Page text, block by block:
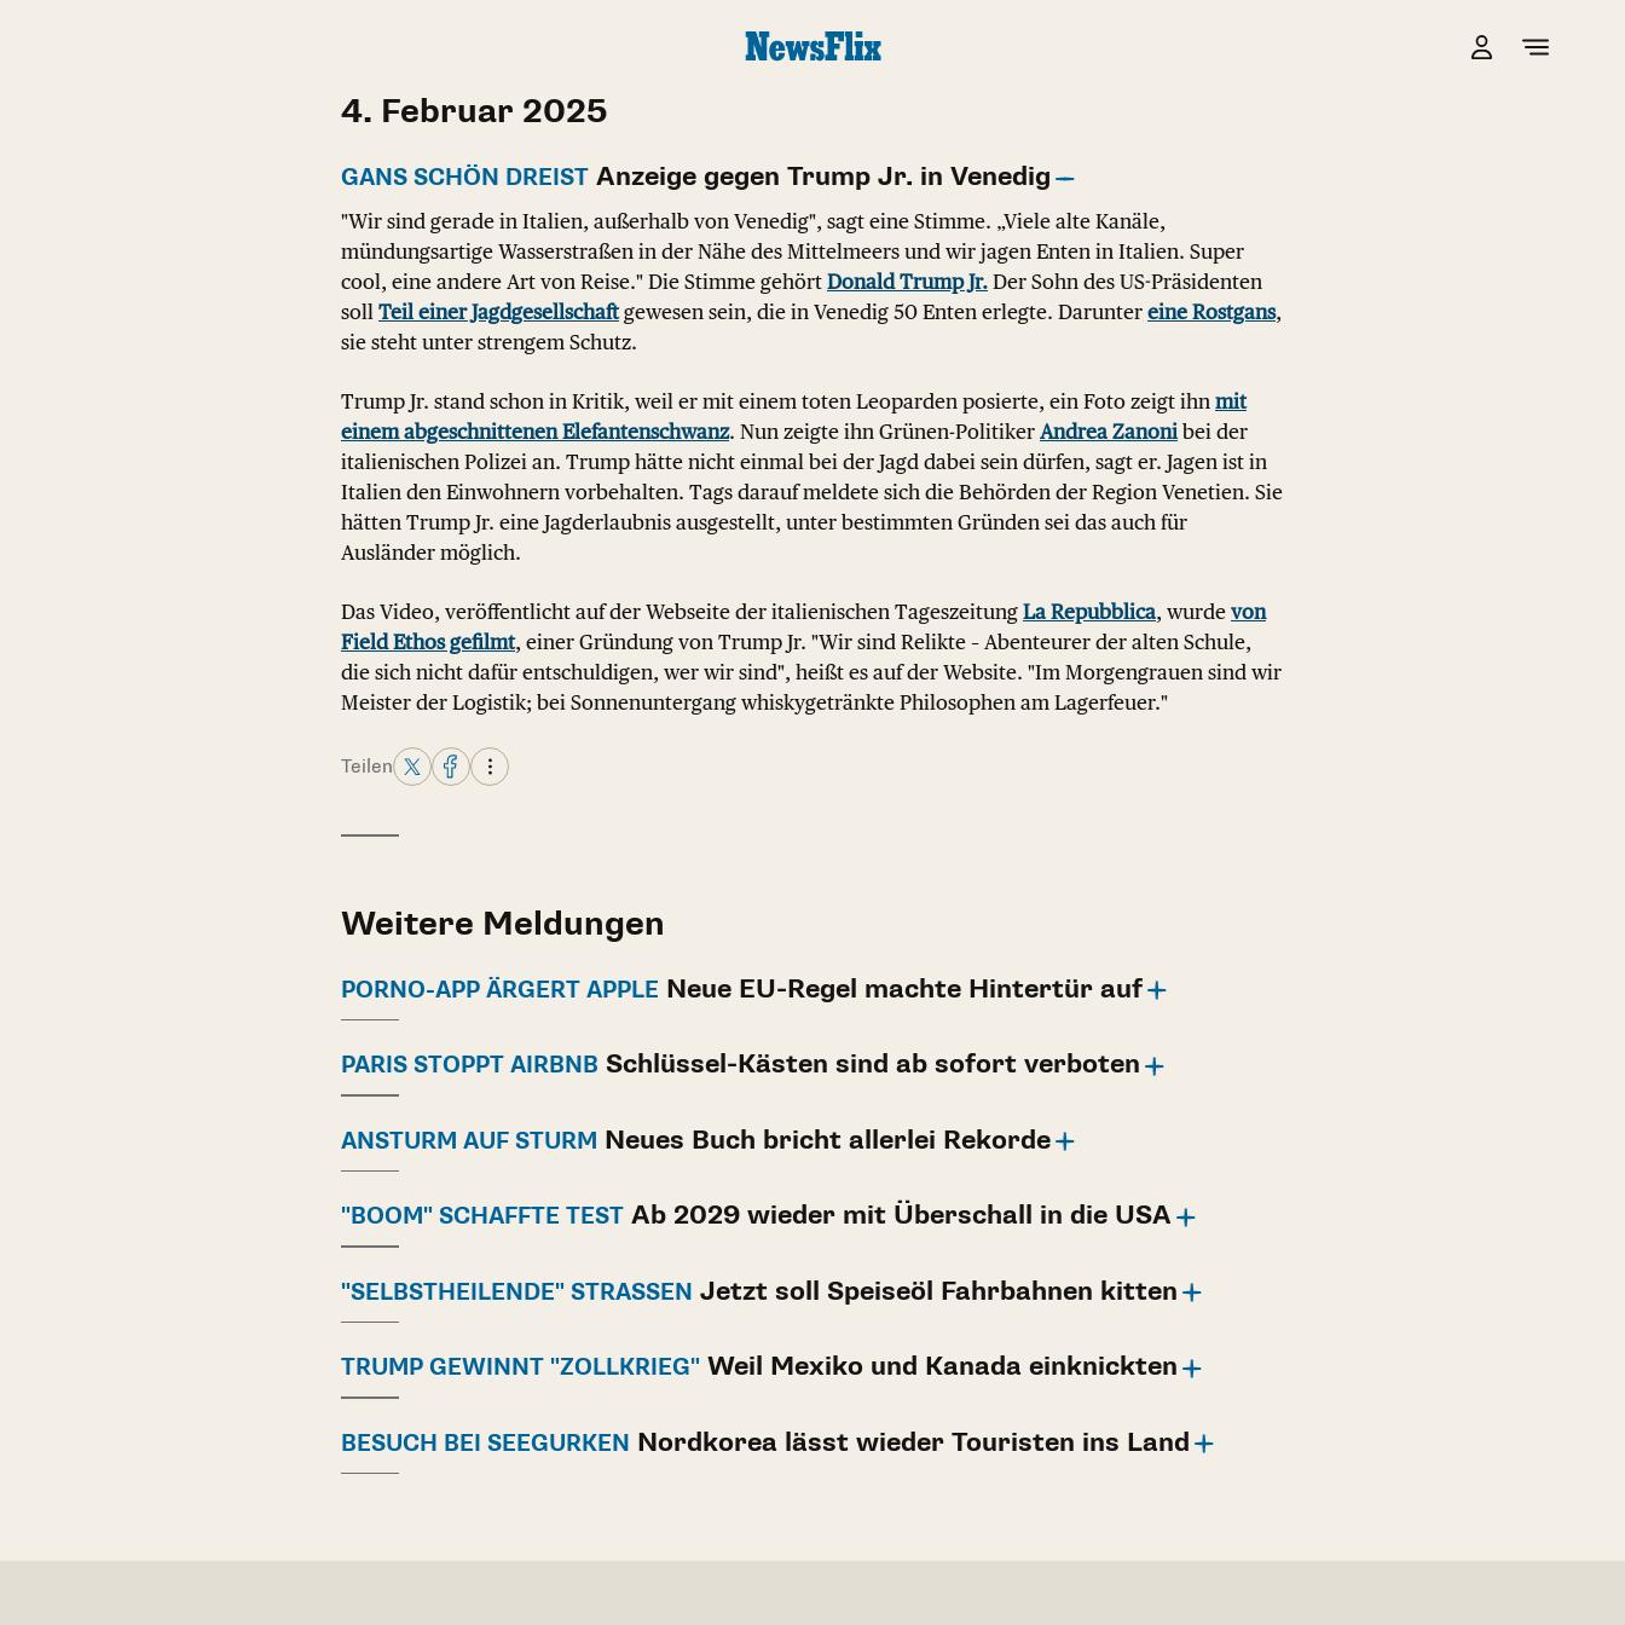
4. Februar 2025
GANS SCHÖN DREIST Anzeige gegen Trump Jr. in Venedig
"Wir sind gerade in Italien, außerhalb von Venedig", sagt eine Stimme. „Viele alte Kanäle,
mündungsartige Wasserstraßen in der Nähe des Mittelmeers und wir jagen Enten in Italien. Super
cool, eine andere Art von Reise." Die Stimme gehört Donald Trump Jr. Der Sohn des US-Präsidenten
soll Teil einer Jagdgesellschaftgewesen sein, die in Venedig 50 Enten erlegte. Darunter eine Rostgans,
sie steht unter strengem Schutz.
Trump Jr. stand schon in Kritik, weil er mit einem toten Leoparden posierte, ein Foto zeigt ihn mit
einem abgeschnittenen Elefantenschwanz. Nun zeigte ihn Grünen-Politiker Andrea Zanonibei der
italienischen Polizei an. Trump hätte nicht einmal bei der Jagd dabei sein dürfen, sagt er. Jagen ist in
Italien den Einwohnern vorbehalten. Tags darauf meldete sich die Behörden der Region Venetien. Sie
hätten Trump Jr. eine Jagderlaubnis ausgestellt, unter bestimmten Gründen sei das auch für
Ausländer möglich.
Das Video, veröffentlicht auf der Webseite der italienischen Tageszeitung La Repubblica, wurde von
Field Ethos gefilmt, einer Gründung von Trump Jr. "Wir sind Relikte – Abenteurer der alten Schule,
die sich nicht dafür entschuldigen, wer wir sind", heißt es auf der Website. "Im Morgengrauen sind wir
Meister der Logistik; bei Sonnenuntergang whiskygetränkte Philosophen am Lagerfeuer."
Teilen
Weitere Meldungen
PORNO-APP ÄRGERT APPLE Neue EU-Regel machte Hintertür auf
PARIS STOPPT AIRBNB Schlüssel-Kästen sind ab sofort verboten
ANSTURM AUF STURM Neues Buch bricht allerlei Rekorde
"BOOM" SCHAFFTE TEST Ab 2029 wieder mit Überschall in die USA
"SELBSTHEILENDE" STRASSEN Jetzt soll Speiseöl Fahrbahnen kitten
TRUMP GEWINNT "ZOLLKRIEG" Weil Mexiko und Kanada einknickten
BESUCH BEI SEEGURKEN Nordkorea lässt wieder Touristen ins Land